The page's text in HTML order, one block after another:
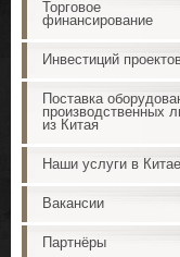
Торговое
финансирование
Инвестиций
Поставка
производственных
из Китая
Наши услуги в Китае
Вакансии
Партнёры